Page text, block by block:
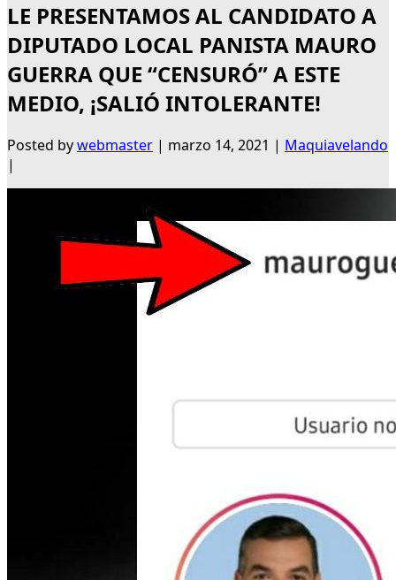
LE PRESENTAMOS AL CANDIDATO A
DIPUTADO LOCAL PANISTA MAURO
GUERRA QUE “CENSURÓ” A ESTE
MEDIO, ¡SALIÓ INTOLERANTE!
Posted bywebmaster | marzo 14, 2021 | Maquiavelando
|